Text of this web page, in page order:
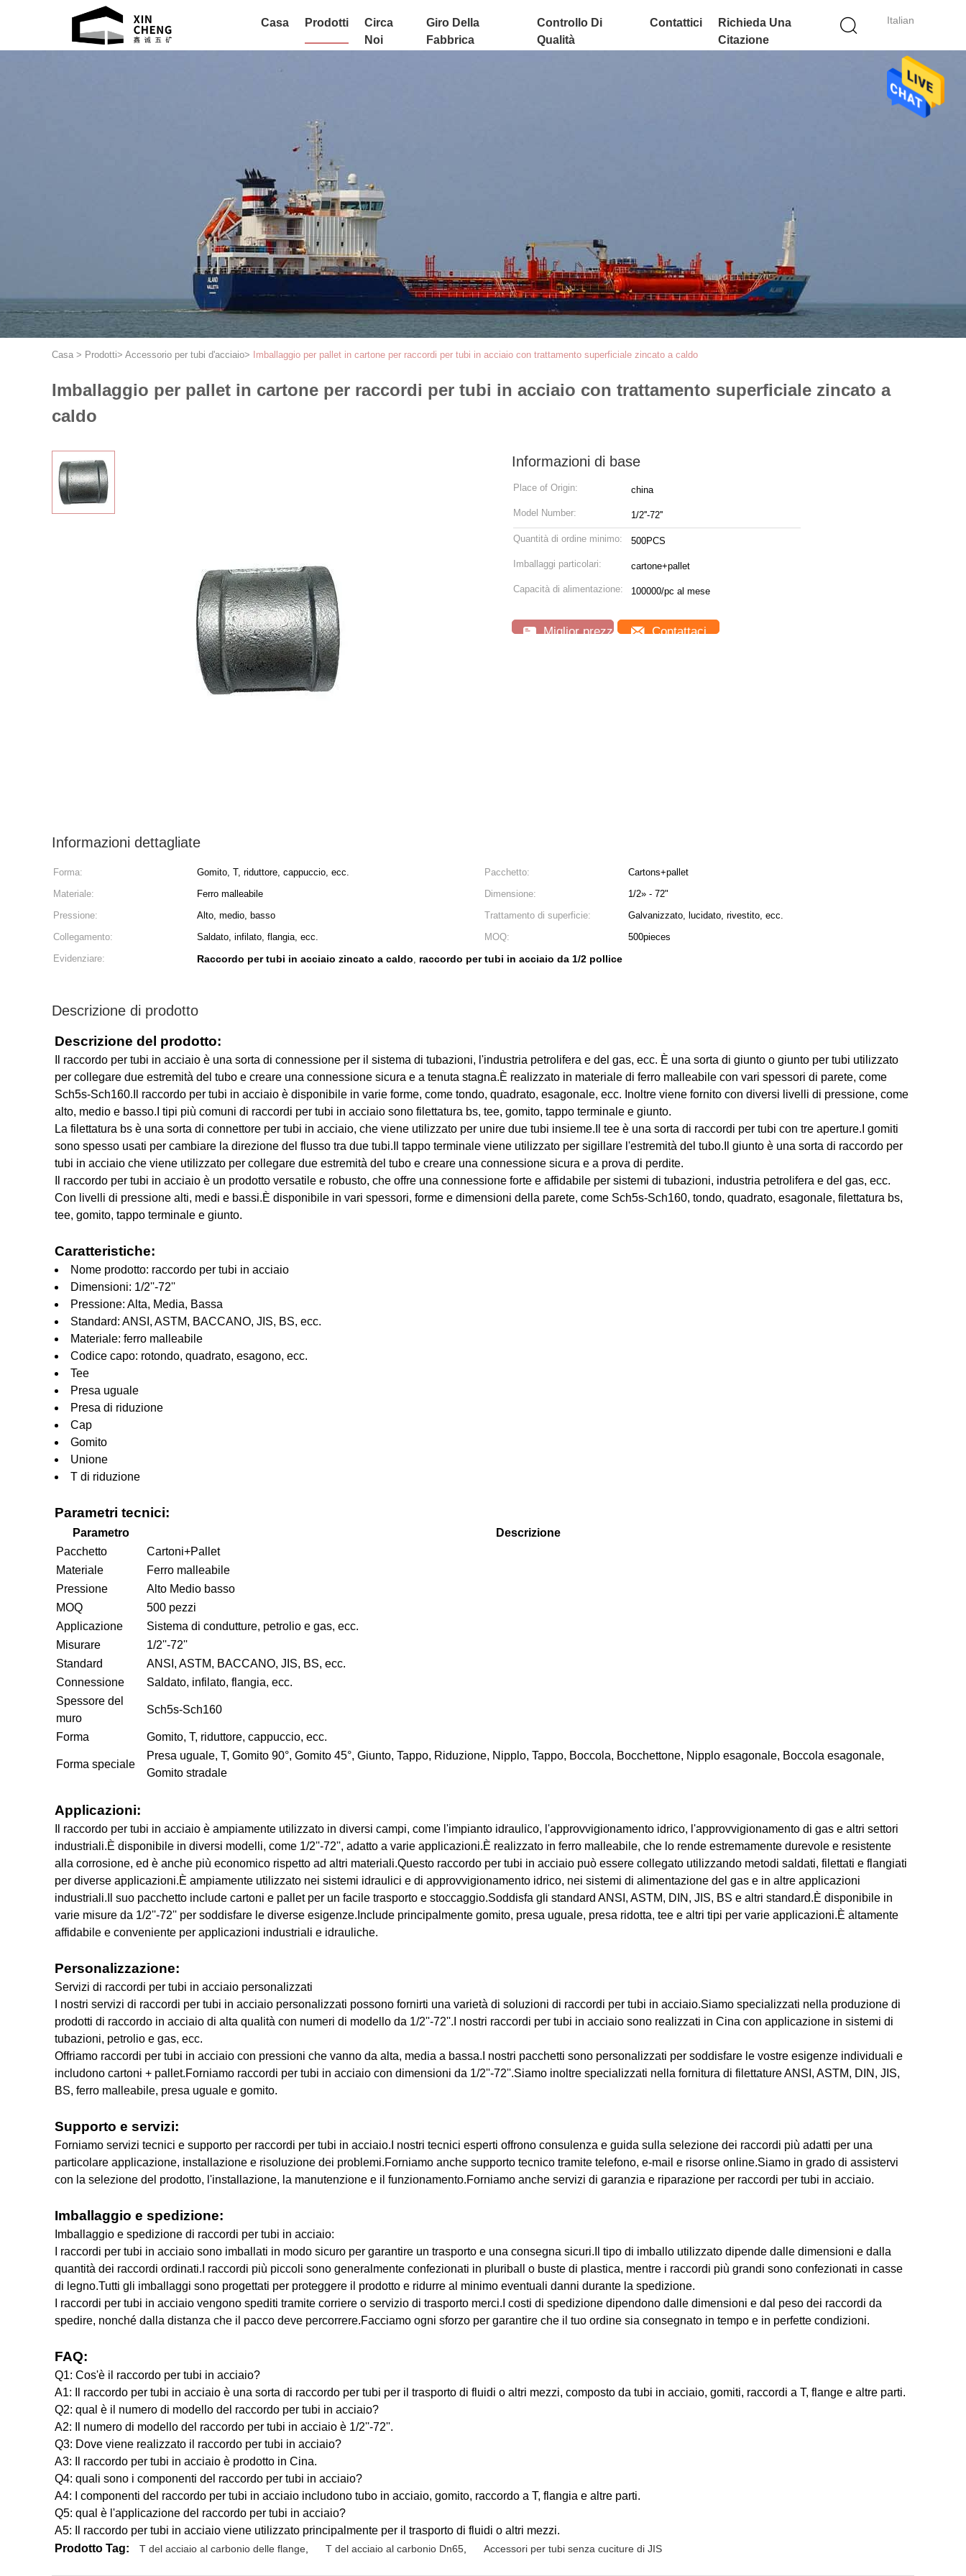
Italian
Casa Prodotti
Circa
Noi
Giro Della
Fabbrica
Controllo Di
Qualità
Contattici
Richieda Una
Citazione
Casa > Prodotti> Accessorio per tubi d'acciaio> Imballaggio per pallet in cartone per raccordi per tubi in acciaio con trattamento superficiale zincato a caldo
Imballaggio per pallet in cartone per raccordi per tubi in acciaio con trattamento superficiale zincato a
caldo
Informazioni di base
Place of Origin: china
Model Number: 1/2''-72''
Quantità di ordine minimo: 500PCS
Imballaggi particolari: cartone+pallet
Capacità di alimentazione: 100000/pc al mese
Miglior prezzo Contattaci
Informazioni dettagliate
Forma: Gomito, T, riduttore, cappuccio, ecc. Pacchetto:
Cartons+pallet
Materiale:
Ferro malleabile Dimensione:
1/2» - 72"
Pressione:
Alto, medio, basso Trattamento di superficie:
Galvanizzato, lucidato, rivestito, ecc.
Collegamento:
Saldato, infilato, flangia, ecc. MOQ:
500pieces
Evidenziare:
Raccordo per tubi in acciaio zincato a caldo, raccordo per tubi in acciaio da 1/2 pollice
Descrizione di prodotto
Descrizione del prodotto:
Il raccordo per tubi in acciaio è una sorta di connessione per il sistema di tubazioni, l'industria petrolifera e del gas, ecc. È una sorta di giunto o giunto per tubi utilizzato
per collegare due estremità del tubo e creare una connessione sicura e a tenuta stagna.È realizzato in materiale di ferro malleabile con vari spessori di parete, come
Sch5s-Sch160.Il raccordo per tubi in acciaio è disponibile in varie forme, come tondo, quadrato, esagonale, ecc. Inoltre viene fornito con diversi livelli di pressione, come
alto, medio e basso.I tipi più comuni di raccordi per tubi in acciaio sono filettatura bs, tee, gomito, tappo terminale e giunto.
La filettatura bs è una sorta di connettore per tubi in acciaio, che viene utilizzato per unire due tubi insieme.Il tee è una sorta di raccordi per tubi con tre aperture.I gomiti
sono spesso usati per cambiare la direzione del flusso tra due tubi.Il tappo terminale viene utilizzato per sigillare l'estremità del tubo.Il giunto è una sorta di raccordo per
tubi in acciaio che viene utilizzato per collegare due estremità del tubo e creare una connessione sicura e a prova di perdite.
Il raccordo per tubi in acciaio è un prodotto versatile e robusto, che offre una connessione forte e affidabile per sistemi di tubazioni, industria petrolifera e del gas, ecc.
Con livelli di pressione alti, medi e bassi.È disponibile in vari spessori, forme e dimensioni della parete, come Sch5s-Sch160, tondo, quadrato, esagonale, filettatura bs,
tee, gomito, tappo terminale e giunto.
Caratteristiche:
Nome prodotto: raccordo per tubi in acciaio
Dimensioni: 1/2''-72''
Pressione: Alta, Media, Bassa
Standard: ANSI, ASTM, BACCANO, JIS, BS, ecc.
Materiale: ferro malleabile
Codice capo: rotondo, quadrato, esagono, ecc.
Tee
Presa uguale
Presa di riduzione
Cap
Gomito
Unione
T di riduzione
Parametri tecnici:
Parametro
Descrizione
Pacchetto
Cartoni+Pallet
Materiale
Ferro malleabile
Pressione
Alto Medio basso
MOQ
500 pezzi
Applicazione
Sistema di condutture, petrolio e gas, ecc.
Misurare
1/2''-72''
Standard
ANSI, ASTM, BACCANO, JIS, BS, ecc.
Connessione
Saldato, infilato, flangia, ecc.
Spessore del
muro
Sch5s-Sch160
Forma Gomito, T, riduttore, cappuccio, ecc.
Forma speciale
Presa uguale, T, Gomito 90°, Gomito 45°, Giunto, Tappo, Riduzione, Nipplo, Tappo, Boccola, Bocchettone, Nipplo esagonale, Boccola esagonale,
Gomito stradale
Applicazioni:
Il raccordo per tubi in acciaio è ampiamente utilizzato in diversi campi, come l'impianto idraulico, l'approvvigionamento idrico, l'approvvigionamento di gas e altri settori
industriali.È disponibile in diversi modelli, come 1/2''-72'', adatto a varie applicazioni.È realizzato in ferro malleabile, che lo rende estremamente durevole e resistente
alla corrosione, ed è anche più economico rispetto ad altri materiali.Questo raccordo per tubi in acciaio può essere collegato utilizzando metodi saldati, filettati e flangiati
per diverse applicazioni.È ampiamente utilizzato nei sistemi idraulici e di approvvigionamento idrico, nei sistemi di alimentazione del gas e in altre applicazioni
industriali.Il suo pacchetto include cartoni e pallet per un facile trasporto e stoccaggio.Soddisfa gli standard ANSI, ASTM, DIN, JIS, BS e altri standard.È disponibile in
varie misure da 1/2''-72'' per soddisfare le diverse esigenze.Include principalmente gomito, presa uguale, presa ridotta, tee e altri tipi per varie applicazioni.È altamente
affidabile e conveniente per applicazioni industriali e idrauliche.
Personalizzazione:
Servizi di raccordi per tubi in acciaio personalizzati
I nostri servizi di raccordi per tubi in acciaio personalizzati possono fornirti una varietà di soluzioni di raccordi per tubi in acciaio.Siamo specializzati nella produzione di
prodotti di raccordo in acciaio di alta qualità con numeri di modello da 1/2''-72''.I nostri raccordi per tubi in acciaio sono realizzati in Cina con applicazione in sistemi di
tubazioni, petrolio e gas, ecc.
Offriamo raccordi per tubi in acciaio con pressioni che vanno da alta, media a bassa.I nostri pacchetti sono personalizzati per soddisfare le vostre esigenze individuali e
includono cartoni + pallet.Forniamo raccordi per tubi in acciaio con dimensioni da 1/2''-72''.Siamo inoltre specializzati nella fornitura di filettature ANSI, ASTM, DIN, JIS,
BS, ferro malleabile, presa uguale e gomito.
Supporto e servizi:
Forniamo servizi tecnici e supporto per raccordi per tubi in acciaio.I nostri tecnici esperti offrono consulenza e guida sulla selezione dei raccordi più adatti per una
particolare applicazione, installazione e risoluzione dei problemi.Forniamo anche supporto tecnico tramite telefono, e-mail e risorse online.Siamo in grado di assistervi
con la selezione del prodotto, l'installazione, la manutenzione e il funzionamento.Forniamo anche servizi di garanzia e riparazione per raccordi per tubi in acciaio.
Imballaggio e spedizione:
Imballaggio e spedizione di raccordi per tubi in acciaio:
I raccordi per tubi in acciaio sono imballati in modo sicuro per garantire un trasporto e una consegna sicuri.Il tipo di imballo utilizzato dipende dalle dimensioni e dalla
quantità dei raccordi ordinati.I raccordi più piccoli sono generalmente confezionati in pluriball o buste di plastica, mentre i raccordi più grandi sono confezionati in casse
di legno.Tutti gli imballaggi sono progettati per proteggere il prodotto e ridurre al minimo eventuali danni durante la spedizione.
I raccordi per tubi in acciaio vengono spediti tramite corriere o servizio di trasporto merci.I costi di spedizione dipendono dalle dimensioni e dal peso dei raccordi da
spedire, nonché dalla distanza che il pacco deve percorrere.Facciamo ogni sforzo per garantire che il tuo ordine sia consegnato in tempo e in perfette condizioni.
FAQ:
Q1: Cos'è il raccordo per tubi in acciaio?
A1: Il raccordo per tubi in acciaio è una sorta di raccordo per tubi per il trasporto di fluidi o altri mezzi, composto da tubi in acciaio, gomiti, raccordi a T, flange e altre parti.
Q2: qual è il numero di modello del raccordo per tubi in acciaio?
A2: Il numero di modello del raccordo per tubi in acciaio è 1/2''-72''.
Q3: Dove viene realizzato il raccordo per tubi in acciaio?
A3: Il raccordo per tubi in acciaio è prodotto in Cina.
Q4: quali sono i componenti del raccordo per tubi in acciaio?
A4: I componenti del raccordo per tubi in acciaio includono tubo in acciaio, gomito, raccordo a T, flangia e altre parti.
Q5: qual è l'applicazione del raccordo per tubi in acciaio?
A5: Il raccordo per tubi in acciaio viene utilizzato principalmente per il trasporto di fluidi o altri mezzi.
Prodotto Tag:
T del acciaio al carbonio delle flange T del acciaio al carbonio Dn65 Accessori per tubi senza cuciture di JIS